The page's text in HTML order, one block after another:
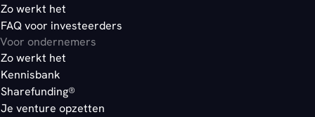
Zo werkt het
FAQ voor investeerders
Voor ondernemers
Zo werkt het
Kennisbank
Sharefunding®
Je venture opzetten